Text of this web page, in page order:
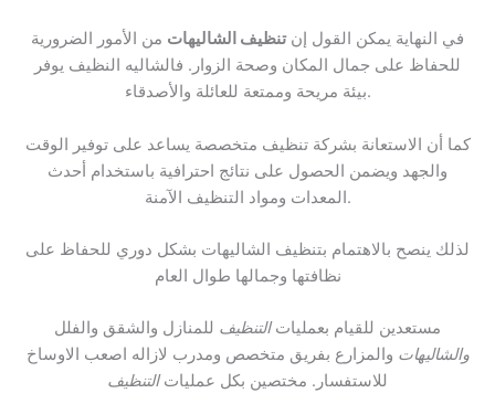
في النهاية يمكن القول إنتنظيف الشاليهات من الأمور الضرورية
للحفاظ على جمال المكان وصحة الزوار. فالشاليه النظيف يوفر
بيئة مريحة وممتعة للعائلة والأصدقاء.
كما أن الاستعانة بشركة تنظيف متخصصة يساعد على توفير الوقت
والجهد ويضمن الحصول على نتائج احترافية باستخدام أحدث
المعدات ومواد التنظيف الآمنة.
لذلك ينصح بالاهتمام بتنظيف الشاليهات بشكل دوري للحفاظ على
نظافتها وجمالها طوال العام
مستعدين للقيام بعملياتالتنظيف للمنازل والشقق والفلل
والشاليهات والمزارع بفريق متخصص ومدرب لازاله اصعب الاوساخ
للاستفسار. مختصين بكل عملياتالتنظيف